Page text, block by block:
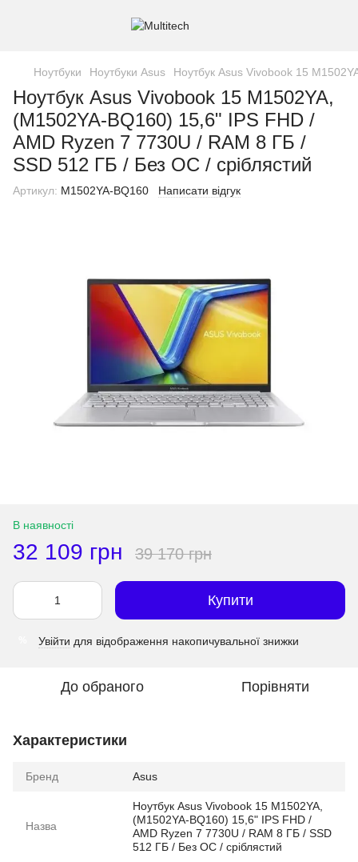
Ноутбуки Ноутбуки Asus Ноутбук Asus Vivobook 15
Ноутбук Asus Vivobook 15 M1502YA,
(M1502YA-BQ160) 15,6" IPS FHD /
AMD Ryzen 7 7730U / RAM 8 ГБ /
SSD 512 ГБ / Без ОС / сріблястий
Артикул: M1502YA-BQ160 Написати відгук
В наявності
32 109 грн 39 170 грн
Купити
Увійти для відображення накопичувальної знижки
До обраного Порівняти
Характеристики
Бренд Asus
Назва
Ноутбук Asus Vivobook 15 M1502YA,
(M1502YA-BQ160) 15,6" IPS FHD /
AMD Ryzen 7 7730U / RAM 8 ГБ / SSD
512 ГБ / Без ОС / сріблястий